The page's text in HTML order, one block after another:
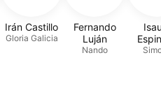
Irán Castillo
Gloria Galicia
Fernando
Luján
Nando